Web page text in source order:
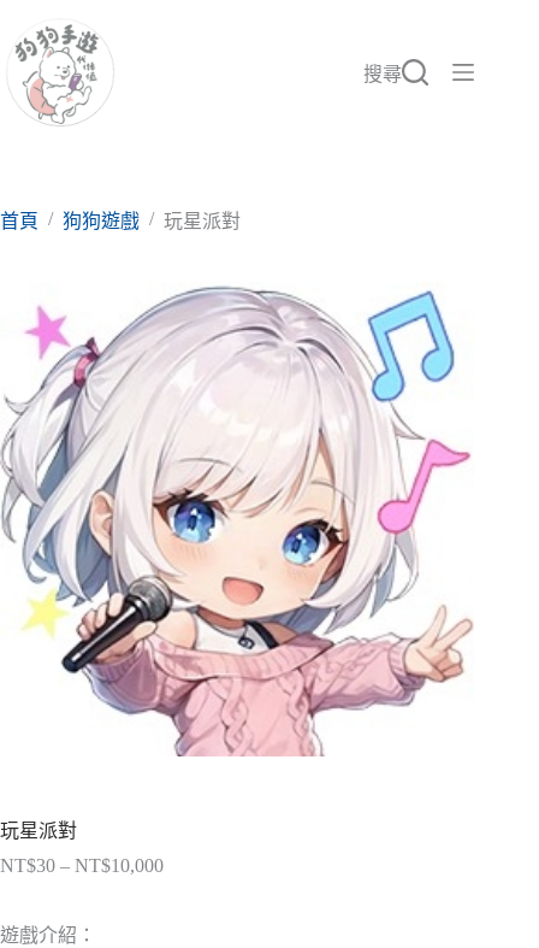
至
要
搜尋
首頁 / 狗狗遊戲 / 玩星派對
玩星派對
NT$30 – NT$10,000價
遊戲介紹：